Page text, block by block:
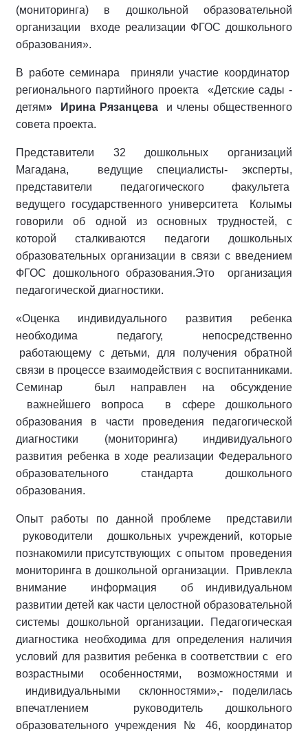
(мониторинга) в дошкольной образовательной
организации входе реализации ФГОС дошкольного
образования».
В работе семинара приняли участие координатор
регионального партийного проекта «Детские сады -
детям» Ирина Рязанцева и члены общественного
совета проекта.
Представители 32 дошкольных организаций
Магадана, ведущие специалисты- эксперты,
представители педагогического факультета
ведущего государственного университета Колымы
говорили об одной из основных трудностей, с
которой сталкиваются педагоги дошкольных
образовательных организации в связи с введением
ФГОС дошкольного образования.Это организация
педагогической диагностики.
«Оценка индивидуального развития ребенка
необходима педагогу, непосредственно
работающему с детьми, для получения обратной
связи в процессе взаимодействия с воспитанниками.
Семинар был направлен на обсуждение
важнейшего вопроса в сфере дошкольного
образования в части проведения педагогической
диагностики (мониторинга) индивидуального
развития ребенка в ходе реализации Федерального
образовательного стандарта дошкольного
образования.
Опыт работы по данной проблеме представили
руководители дошкольных учреждений, которые
познакомили присутствующих с опытом проведения
мониторинга в дошкольной организации. Привлекла
внимание информация об индивидуальном
развитии детей как части целостной образовательной
системы дошкольной организации. Педагогическая
диагностика необходима для определения наличия
условий для развития ребенка в соответствии с его
возрастными особенностями, возможностями и
индивидуальными склонностями»,- поделилась
впечатлением руководитель дошкольного
образовательного учреждения № 46, координатор